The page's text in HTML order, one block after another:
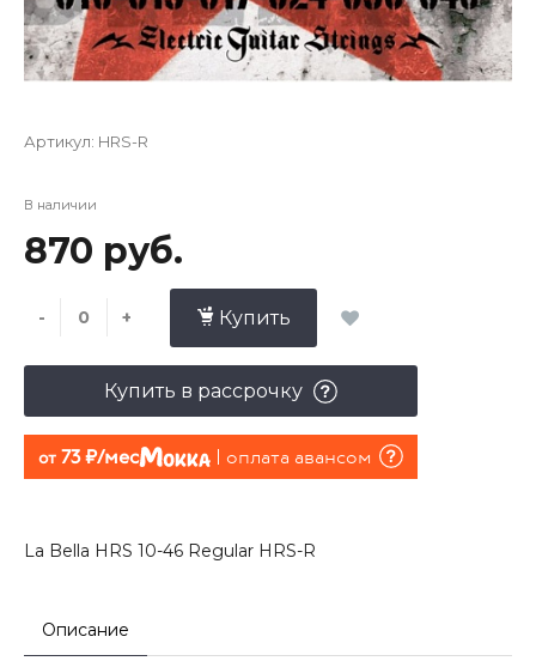
Артикул: HRS-R
В наличии
870 руб.
- + Купить
Купить в рассрочку
от 73 руб./мес оплата авансом
La Bella HRS 10-46 Regular HRS-R
Описание